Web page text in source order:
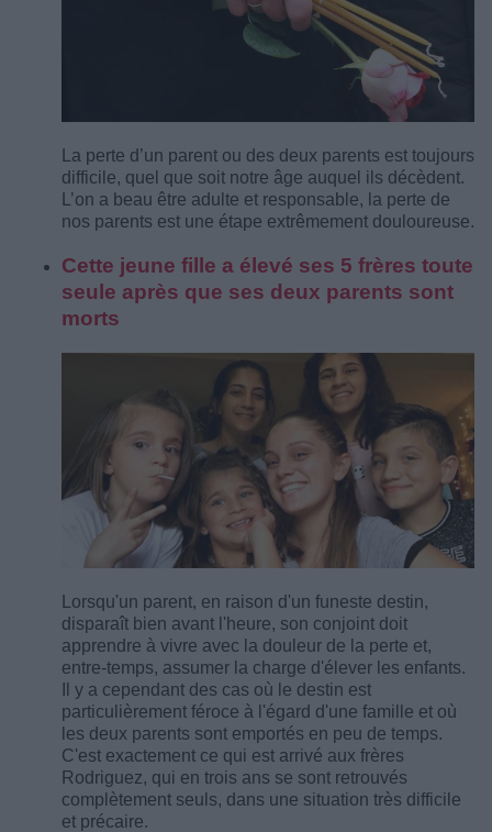
La perte d’un parent ou des deux parents est toujours
difficile, quel que soit notre âge auquel ils décèdent.
L’on a beau être adulte et responsable, la perte de
nos parents est une étape extrêmement douloureuse.
Cette jeune fille a élevé ses 5 frères toute
seule après que ses deux parents sont
morts
Lorsqu'un parent, en raison d'un funeste destin,
disparaît bien avant l'heure, son conjoint doit
apprendre à vivre avec la douleur de la perte et,
entre-temps, assumer la charge d'élever les enfants.
Il y a cependant des cas où le destin est
particulièrement féroce à l'égard d'une famille et où
les deux parents sont emportés en peu de temps.
C'est exactement ce qui est arrivé aux frères
Rodriguez, qui en trois ans se sont retrouvés
complètement seuls, dans une situation très difficile
et précaire.